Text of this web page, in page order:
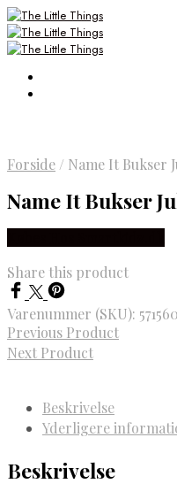
Forside / Name It Bukser
Name It Bukser
Share this product
Varenummer (SKU):
Previous Product
Next Product
Beskrivelse
Yderligere
Beskrivelse